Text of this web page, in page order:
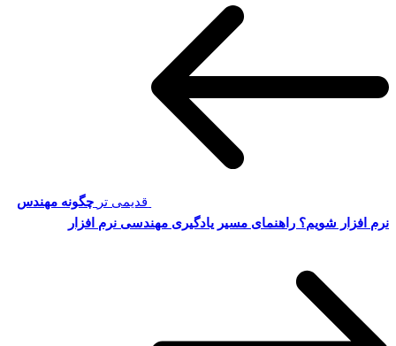
قدیمی تر چگونه مهندس
نرم افزار شویم؟ راهنمای مسیر یادگیری مهندسی نرم افزار